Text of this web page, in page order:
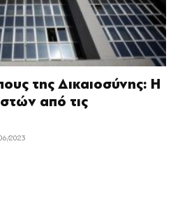
της Δικαιοσύνης: Η
από τις
2023